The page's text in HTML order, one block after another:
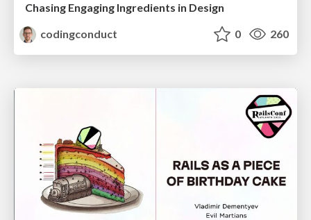
Chasing Engaging Ingredients in Design
codingconduct
0 260